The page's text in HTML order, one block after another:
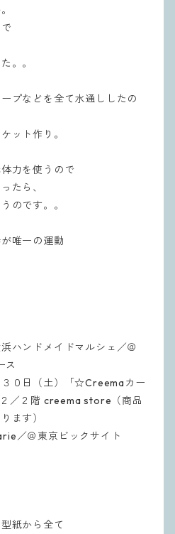
。。
プなどを全て水通ししたの
ット作り。
力を使うので
たら、
のです。。
唯一の運動
ハンドメイドマルシェ／＠
ス
３０日（土）「☆Creemaカー
／２階 creema store（商品
ます）
／＠東京ビックサイト
紙から全て